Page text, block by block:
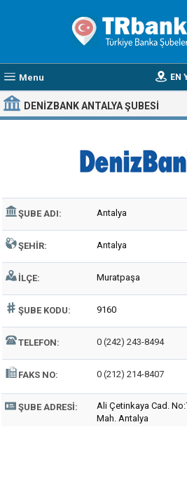
Menu EN
DENIZBANK ANTALYA ŞUBESI
ŞUBE ADI: Antalya
ŞEHIR: Antalya
İLÇE: Muratpaşa
ŞUBE KODU: 9160
TELEFON: 0 (242) 243-8494
FAKS NO: 0 (212) 214-8407
ŞUBE ADRESI:
Ali Çetinkaya Cad.
Mah. Antalya